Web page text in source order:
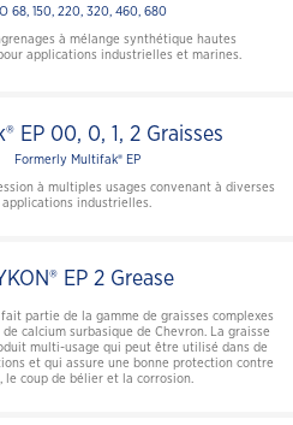
68, 150, 220, 320, 460, 680
à mélange synthétique hautes
applications industrielles et marines.
EP 00, 0, 1, 2 Graisses
Formerly Multifak® EP
à multiples usages convenant à diverses
applications industrielles.
EP 2 Grease
fait partie de la gamme de graisses complexes
calcium surbasique de Chevron. La graisse
multi-usage qui peut être utilisé dans de
et qui assure une bonne protection contre
le coup de bélier et la corrosion.